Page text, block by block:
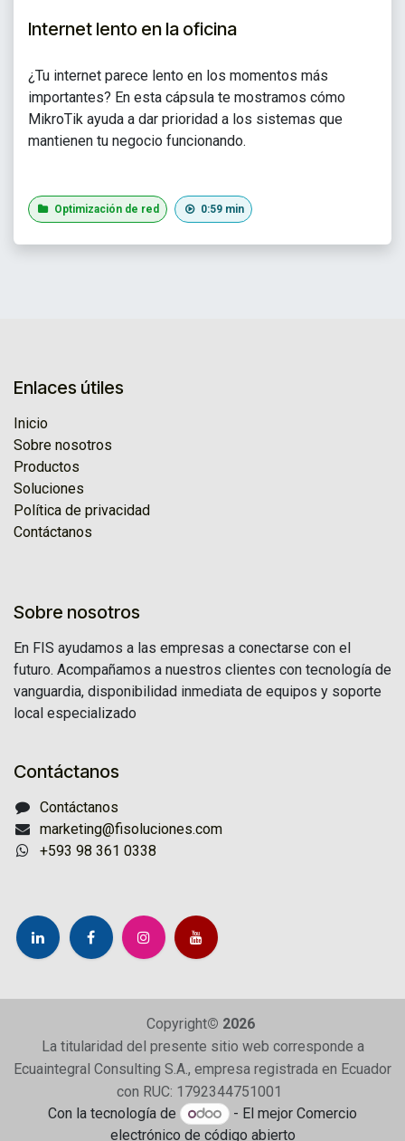
Internet lento en la oficina
¿Tu internet parece lento en los momentos más
importantes? En esta cápsula te mostramos cómo
MikroTik ayuda a dar prioridad a los sistemas que
mantienen tu negocio funcionando.
Optimización de red 0:59 min
Enlaces útiles
Inicio
Sobre nosotros
Productos
Soluciones
Política de privacidad
Contáctanos
Sobre nosotros
En FIS ayudamos a las empresas a conectarse con el
futuro. Acompañamos a nuestros clientes con tecnología de
vanguardia, disponibilidad inmediata de equipos y soporte
local especializado
Contáctanos
Contáctanos
marketing@fisoluciones.com
+593 98 361 0338
Copyright© 2026
La titularidad del presente sitio web corresponde a
Ecuaintegral Consulting S.A., empresa registrada en Ecuador
con RUC: 1792344751001
Con la tecnología de
- El mejor Comercio
electrónico de código abierto